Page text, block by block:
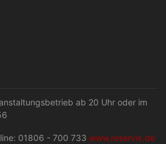
ab 20 Uhr oder im
01806 - 700 733 www.reservix.de